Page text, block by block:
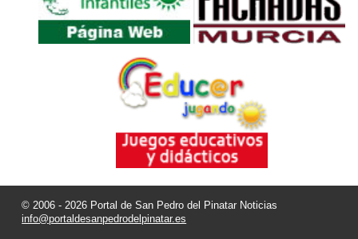
© 2006 - 2026 Portal de San Pedro del Pinatar Noticias
info@portaldesanpedrodelpinatar.es